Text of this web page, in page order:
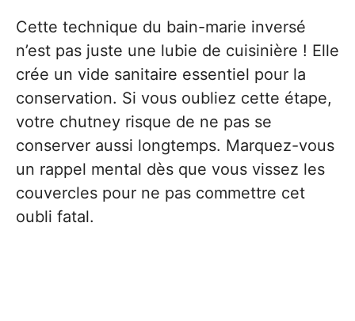
Cette technique du bain-marie inversé
n’est pas juste une lubie de cuisinière ! Elle
crée un vide sanitaire essentiel pour la
conservation. Si vous oubliez cette étape,
votre chutney risque de ne pas se
conserver aussi longtemps. Marquez-vous
un rappel mental dès que vous vissez les
couvercles pour ne pas commettre cet
oubli fatal.